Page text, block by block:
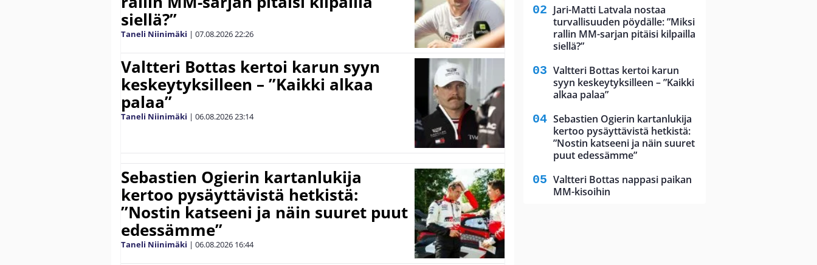
siellä?”
Taneli Niinimäki | 07.08.202622:26
Valtteri Bottas kertoi karun syyn
keskeytyksilleen – ”Kaikki alkaa
palaa”
Taneli Niinimäki | 06.08.202623:14
Sebastien Ogierin kartanlukija
kertoo pysäyttävistä hetkistä:
”Nostin katseeni ja näin suuret puut
edessämme”
Taneli Niinimäki | 06.08.2026 16:44
Jari-Matti Latvala nostaa
turvallisuuden pöydälle: ”Miksi
rallin MM-sarjan pitäisi kilpailla
siellä?”
Valtteri Bottas kertoi karun
syyn keskeytyksilleen – ”Kaikki
alkaa palaa”
Sebastien Ogierin kartanlukija
kertoo pysäyttävistä hetkistä:
”Nostin katseeni ja näin suuret
puut edessämme”
Valtteri Bottas nappasi paikan
MM-kisoihin